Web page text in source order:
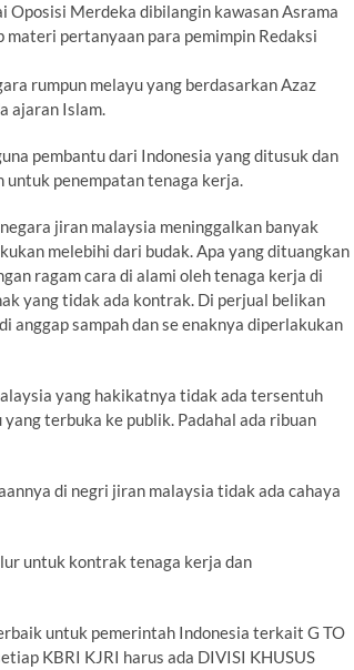
Merdeka dibilangin kawasan Asrama
pertanyaan para pemimpin Redaksi
rumpun melayu yang berdasarkan Azaz
ajaran Islam.
pembantu dari Indonesia yang ditusuk dan
untuk penempatan tenaga kerja.
jiran malaysia meninggalkan banyak
melebihi dari budak. Apa yang dituangkan
ragam cara di alami oleh tenaga kerja di
yang tidak ada kontrak. Di perjual belikan
anggap sampah dan se enaknya diperlakukan
yang hakikatnya tidak ada tersentuh
terbuka ke publik. Padahal ada ribuan
di negri jiran malaysia tidak ada cahaya
untuk kontrak tenaga kerja dan
untuk pemerintah Indonesia terkait G TO
KBRI KJRI harus ada DIVISI KHUSUS